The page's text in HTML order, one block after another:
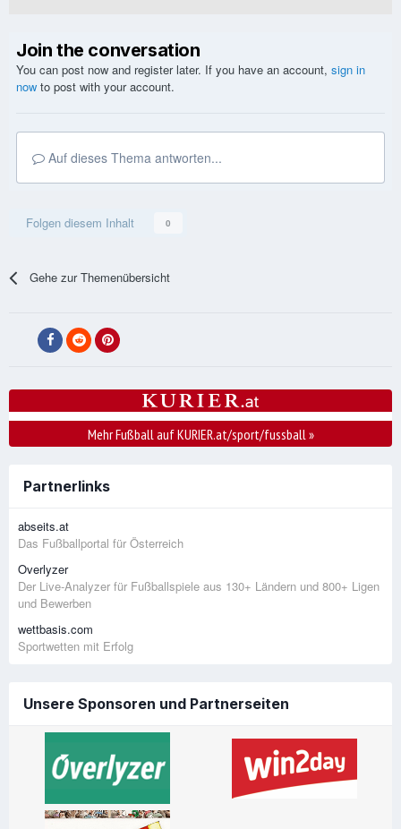
Join the conversation
You can post now and register later. If you have an account, sign in
now to post with your account.
Auf dieses Thema antworten...
Folgen diesem Inhalt 0
Gehe zur Themenübersicht
Mehr Fußball auf KURIER.at/sport/fussball»
Partnerlinks
abseits.at
Das Fußballportal für Österreich
Overlyzer
Der Live-Analyzer für Fußballspiele aus 130+ Ländern und 800+ Ligen
und Bewerben
wettbasis.com
Sportwetten mit Erfolg
Unsere Sponsoren und Partnerseiten